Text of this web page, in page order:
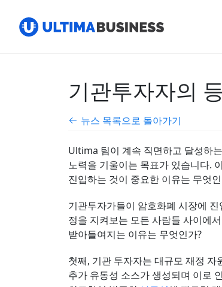
기관투자자의
뉴스 목록으로 돌아가기
Ultima 팀이 계속 직면하고 달성하
노력을 기울이는 목표가 있습니다.
진입하는 것이 중요한 이유는 무엇
기관투자가들이 암호화폐 시장에
정을 지켜보는 모든 사람들 사이에
받아들여지는 이유는 무엇인가?
첫째, 기관 투자자는 대규모 재정
추가 유동성 소스가 생성되며 이로